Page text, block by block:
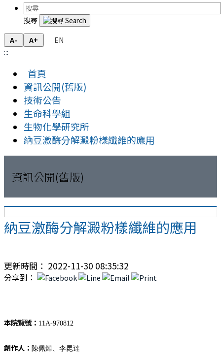
搜尋
A- A+
EN
:::
首頁
資訊公開(舊版)
技術公告
生命科學組
生物化學研究所
納豆激酶分解澱粉樣纖維的應用
資訊公開(舊版)
納豆激酶分解澱粉樣纖維的應用
更新時間： 2022-11-30 08:35:32
分享到：
本院覽號： 11A-970812
創作人： 陳佩燁、李昆達